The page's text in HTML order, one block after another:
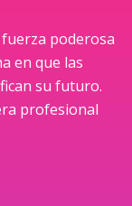
poderosa
en que las
su futuro.
profesional